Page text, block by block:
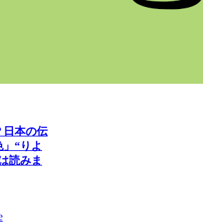
日本の伝
“りよ
読みま